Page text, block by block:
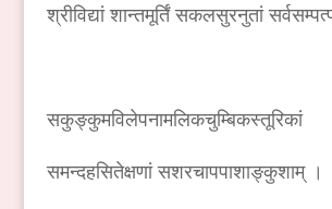
श्रीविद्यां शान्तमूर्तिं सकलसुरनुतां
सकुङ्कुमविलेपनामलिकचुम्बिकस्तूरिकां
समन्दहसितेक्षणां सशरचापपाशाङ्कुशाम् ।